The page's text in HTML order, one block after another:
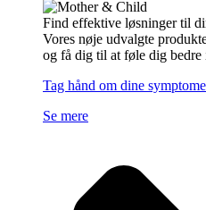
Find effektive løsninger til
Vores nøje udvalgte
og få dig til at føle dig bedre
Tag hånd om dine
Se mere